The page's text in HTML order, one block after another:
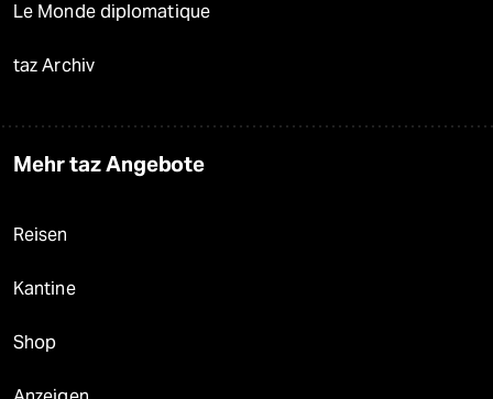
Le Monde diplomatique
taz Archiv
Mehr taz Angebote
Reisen
Kantine
Shop